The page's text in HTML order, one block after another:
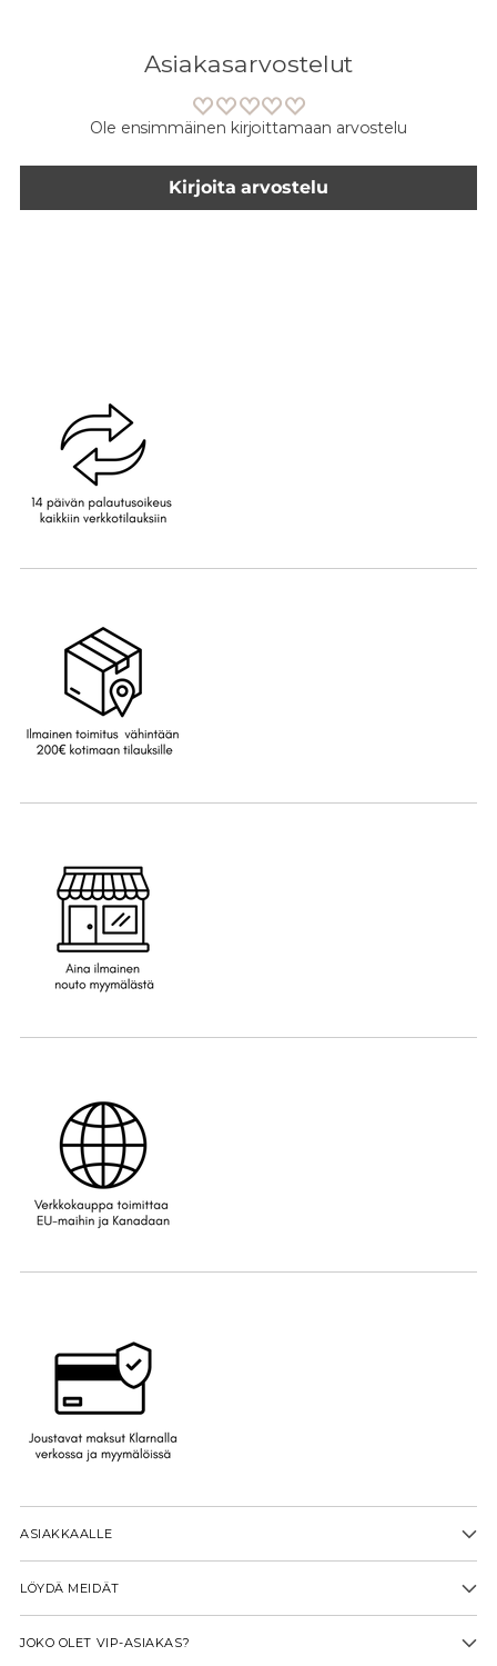
Asiakasarvostelut
Ole ensimmäinen kirjoittamaan arvostelu
Kirjoita arvostelu
ASIAKKAALLE
LÖYDÄ MEIDÄT
JOKO OLET VIP-ASIAKAS?